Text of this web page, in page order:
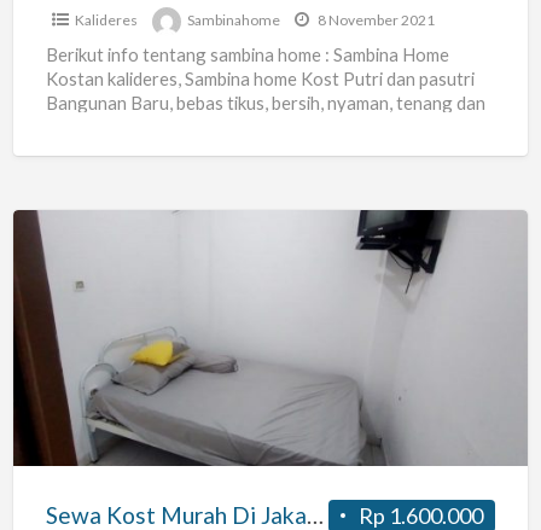
Kalideres Sambinahome 8 November 2021
Berikut info tentang sambina home : Sambina Home
Kostan kalideres, Sambina home Kost Putri dan pasutri
Bangunan Baru, bebas tikus, bersih, nyaman, tenang dan
Sewa
Kost
Murah
Di
Jakarta
Rp 1.600.000